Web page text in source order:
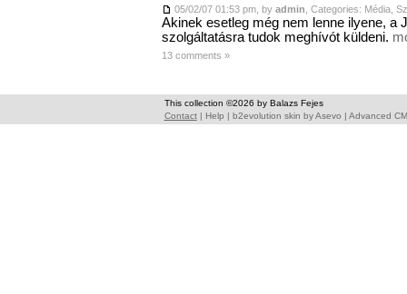
05/02/07 01:53 pm, by admin , Categories: Média,
Akinek esetleg még nem lenne ilyene, a
szolgáltatásra tudok meghívót küldeni.
13 comments »
This collection ©2026 by Balazs Fejes
Contact| Help | b2evolution skin byAsevo | Advanced